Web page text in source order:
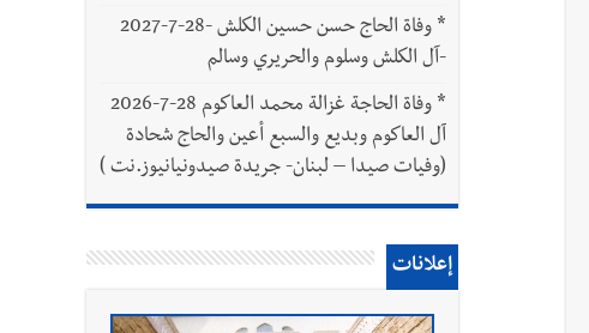
*
وفاة الحاج حسن حسين الكلش -28-7-2027
-آل الكلش وسلوم والحريري وسالم
*
وفاة الحاجة غزالة محمد العاكوم 28-7-2026
آل العاكوم وبديع والسبع أعين والحاج شحادة
(وفيات صيدا – لبنان- جريدة صيدونيانيوز.نت )
إعلانات